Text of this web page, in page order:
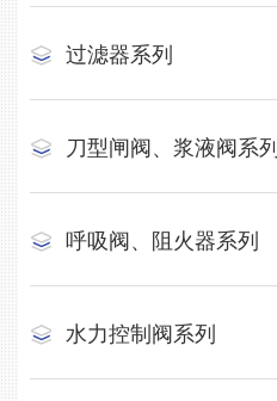
过滤器系列
刀型闸阀、浆液阀系列
呼吸阀、阻火器系列
水力控制阀系列